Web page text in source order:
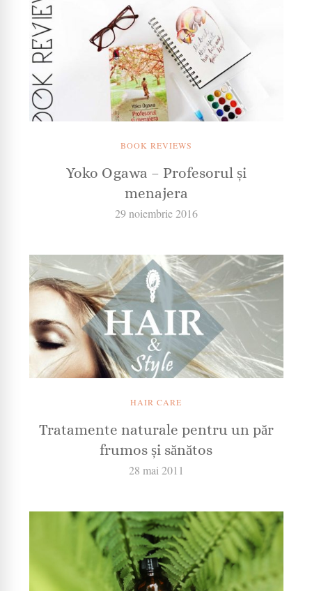
BOOK REVIEWS
Yoko Ogawa – Profesorul și
menajera
29 noiembrie 2016
HAIR CARE
Tratamente naturale pentru un păr
frumos și sănătos
28 mai 2011